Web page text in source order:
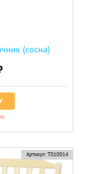
(сосна)
Артикул: Т010014